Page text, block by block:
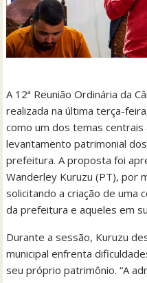
A 12ª Reunião Ordinária da
realizada na última terça-
como um dos temas centrais
levantamento patrimonial
prefeitura. A proposta foi
Wanderley Kuruzu (PT), por
solicitando a criação de uma
da prefeitura e aqueles em
Durante a sessão, Kuruzu
municipal enfrenta
seu próprio patrimônio. “A